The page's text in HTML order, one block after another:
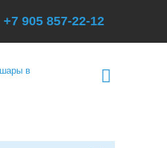
+7 905 857-22-12